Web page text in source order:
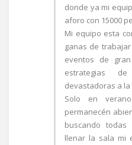
donde ya mi
aforo con 15000
Mi equipo esta
ganas de
eventos de
estrategias
devastadoras a
Solo en
permanecén
buscando
llenar la sala mi